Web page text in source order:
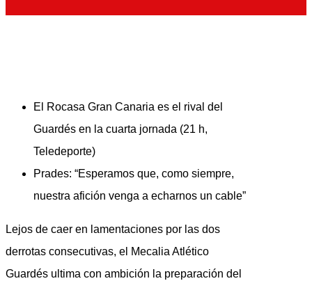
El Rocasa Gran Canaria es el rival del
Guardés en la cuarta jornada (21 h,
Teledeporte)
Prades: “Esperamos que, como siempre,
nuestra afición venga a echarnos un cable”
Lejos de caer en lamentaciones por las dos
derrotas consecutivas, el Mecalia Atlético
Guardés ultima con ambición la preparación del